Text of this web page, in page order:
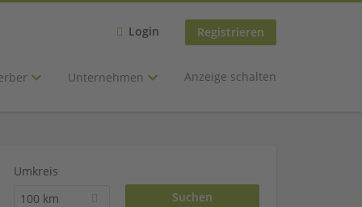
Login Registrieren
Unternehmen Anzeige schalten
Umkreis
100 km